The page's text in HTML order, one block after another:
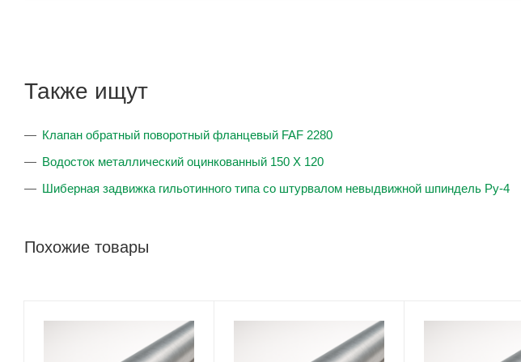
Также ищут
Клапан обратный поворотный фланцевый FAF 2280
Водосток металлический оцинкованный 150 X 120
Шиберная задвижка гильотинного типа со штурвалом невыдвижной шпиндель Ру-4
Похожие товары